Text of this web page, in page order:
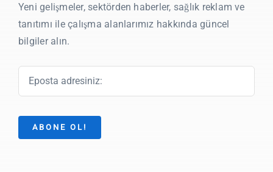
Yeni gelişmeler, sektörden haberler, sağlık reklam ve
tanıtımı ile çalışma alanlarımız hakkında güncel
bilgiler alın.
ABONE OL!